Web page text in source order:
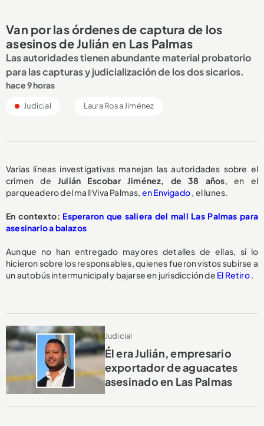
Van por las órdenes de captura de los
asesinos de Julián en Las Palmas
Las autoridades tienen abundante material probatorio
para las capturas y judicialización de los dos sicarios.
hace 9 horas
Judicial Laura Rosa Jiménez
Varias líneas investigativas manejan las autoridades sobre el
crimen de Julián Escobar Jiménez, de 38 años, en el
parqueadero del mall Viva Palmas, en Envigado, el lunes.
En contexto: Esperaron que saliera del mall Las Palmas para
asesinarlo a balazos
Aunque no han entregado mayores detalles de ellas, sí lo
hicieron sobre los responsables, quienes fueron vistos subirse a
un autobús intermunicipal y bajarse en jurisdicción de El Retiro.
Judicial
Él era Julián, empresario
exportador de aguacates
asesinado en Las Palmas